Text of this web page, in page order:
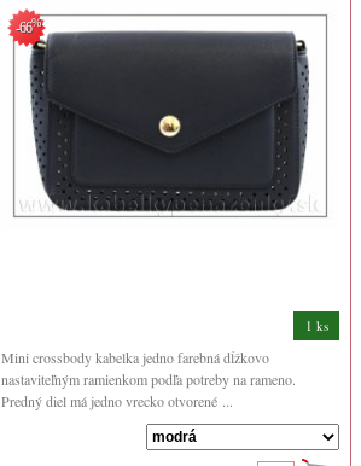
-66%
1 ks
Mini crossbody kabelka jedno farebná dĺžkovo
nastaviteľným ramienkom podľa potreby na rameno.
Predný diel má jedno vrecko otvorené ...